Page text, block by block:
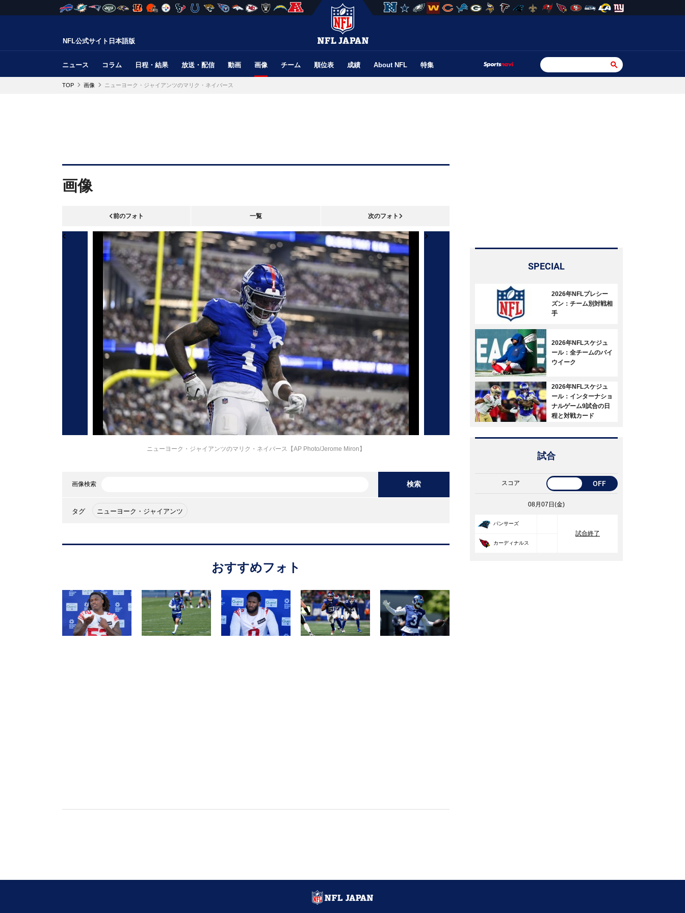
NFL公式サイト日本語版
ニュース コラム 日程・結果 放送・配信 動画 画像 チーム 順位表 成績 About NFL 特集
TOP 画像 ニューヨーク・ジャイアンツのマリク・ネイバース
画像
前のフォト 一覧 次のフォト
ニューヨーク・ジャイアンツのマリク・ネイバース【AP Photo/Jerome Miron】
画像検索 検索
タグ ニューヨーク・ジャイアンツ
おすすめフォト
SPECIAL
2026年NFLプレシー
ズン：チーム別対戦相
手
2026年NFLスケジュ
ール：全チームのバイ
ウイーク
2026年NFLスケジュ
ール：インターナショ
ナルゲーム9試合の日
程と対戦カード
試合
スコア OFF
08月07日(金)
パンサーズ
試合終了
カーディナルス